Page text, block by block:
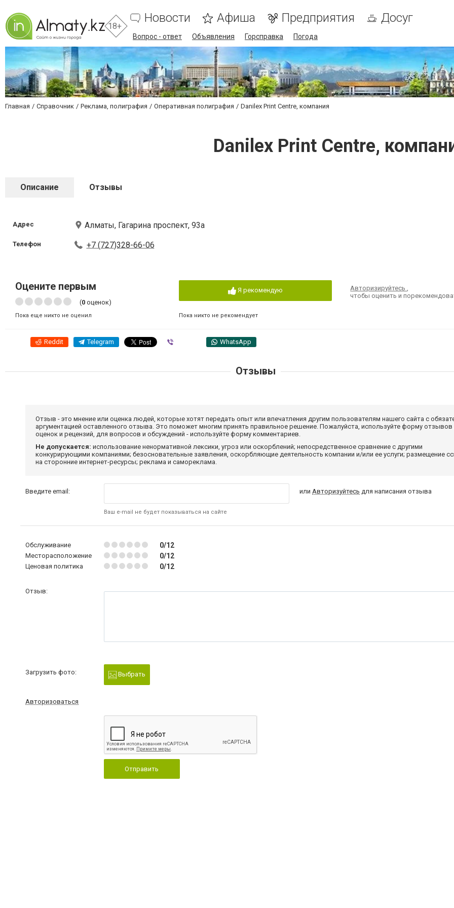
18+
Новости Афиша Предприятия Досуг
Вопрос - ответ Объявления Горсправка Погода
Главная Справочник Реклама, полиграфия Оперативная полиграфия Danilex Print Centre, компания
Danilex Print Centre,
Описание Отзывы
Адрес Алматы, Гагарина проспект, 93а
Телефон +7 (727)328-66-06
Оцените первым
(0 оценок)
Пока еще никто не оценил
Я рекомендую
Пока никто не рекомендует
Авторизируйтесь,
чтобы оценить и
Reddit Telegram WhatsApp
Отзывы
Отзыв - это мнение или оценка людей, которые хотят передать опыт или впечатления другим пользователям нашего сайта с
аргументацией оставленного отзыва. Это поможет многим принять правильное решение. Пожалуйста, используйте форму отзывов
оценок и рецензий, для вопросов и обсуждений - используйте форму комментариев.
Не допускается: использование ненормативной лексики, угроз или оскорблений; непосредственное сравнение с другими
конкурирующими компаниями; безосновательные заявления, оскорбляющие деятельность компании и/или ее услуги; размещение
на сторонние интернет-ресурсы; реклама и самореклама.
Введите email:
Ваш e-mail не будет показываться на сайте
илиАвторизуйтесь для написания отзыва
Обслуживание 0/12
Месторасположение 0/12
Ценовая политика 0/12
Отзыв:
Загрузить фото: Выбрать
Авторизоваться
Отправить